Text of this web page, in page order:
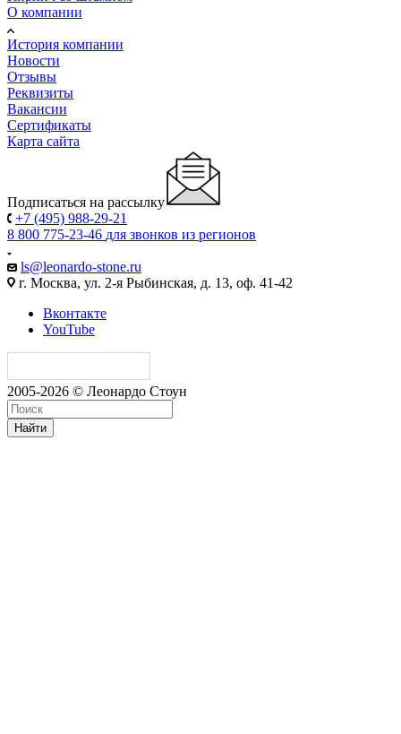
О компании
История компании
Новости
Отзывы
Реквизиты
Вакансии
Сертификаты
Карта сайта
Подписаться на рассылку
+7 (495) 988-29-21
8 800 775-23-46 для звонков из регионов
ls@leonardo-stone.ru
г. Москва, ул. 2-я Рыбинская, д. 13, оф. 41-42
Вконтакте
YouTube
2005-2026 © Леонардо Стоун
Найти